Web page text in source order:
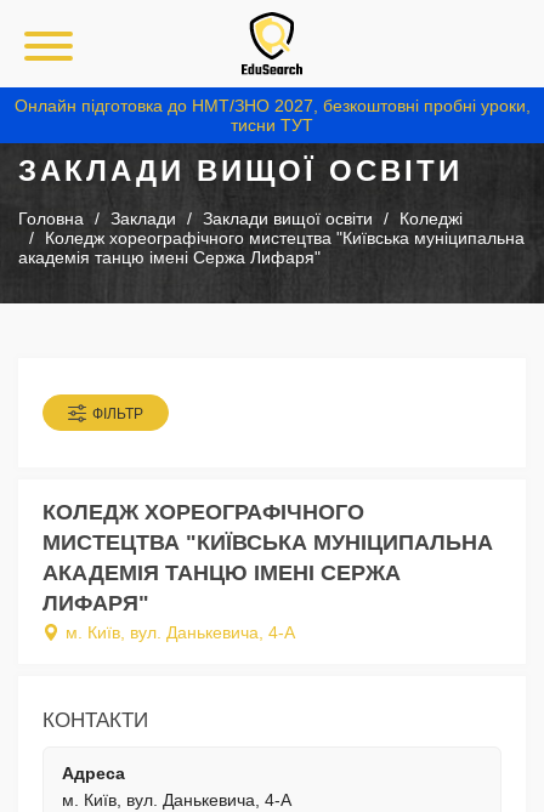
Онлайн підготовка до НМТ/ЗНО 2027, безкоштовні пробні уроки,
тисни ТУТ
ЗАКЛАДИ ВИЩОЇ ОСВІТИ
Головна Заклади Заклади вищої освіти
Коледжі
Коледж хореографічного мистецтва "Київська муніципальна
академія танцю імені Сержа Лифаря"
ФІЛЬТР
КОЛЕДЖ ХОРЕОГРАФІЧНОГО
МИСТЕЦТВА "КИЇВСЬКА МУНІЦИПАЛЬНА
АКАДЕМІЯ ТАНЦЮ ІМЕНІ СЕРЖА
ЛИФАРЯ"
м. Київ, вул. Данькевича, 4-А
КОНТАКТИ
Адреса
м. Київ, вул. Данькевича, 4-А